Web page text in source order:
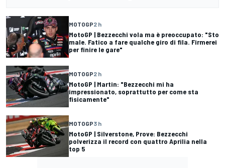
MOTOGP2 h
MotoGP | Bezzecchi vola ma è preoccupato: "Sto
male. Fatico a fare qualche giro di fila. Firmerei
per finire le gare"
MOTOGP2 h
MotoGP | Martin: "Bezzecchi mi ha
impressionato, soprattutto per come sta
fisicamente"
MOTOGP3 h
MotoGP | Silverstone, Prove: Bezzecchi
polverizza il record con quattro Aprilia nella
top 5